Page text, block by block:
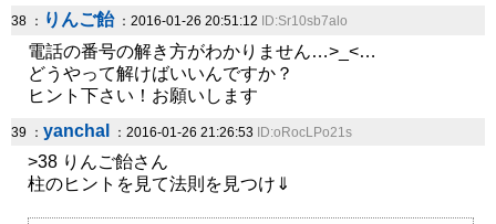
38 ： りんご飴：2016-01-26 20:51:12 ID:Sr10sb7alo
電話の番号の解き方がわかりません…>_<…
どうやって解けばいいんですか？
ヒント下さい！お願いします
39 ： yanchal ：2016-01-26 21:26:53 ID:oRocLPo21s
>38 りんご飴さん
柱のヒントを見て法則を見つけ⇓